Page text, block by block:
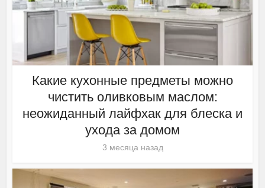
Какие кухонные предметы можно
чистить оливковым маслом:
неожиданный лайфхак для блеска и
ухода за домом
3 месяца назад